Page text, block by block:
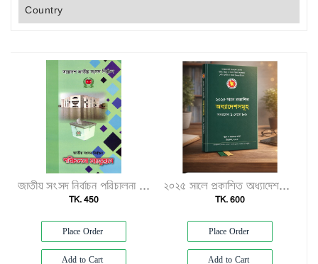
Country
জাতীয় সংসদ নির্বাচন পরিচালনা ম্যানুয়েল"
TK. 450
Place Order
Add to Cart
২০২৫ সালে প্রকাশিত অধ্যাদেশসমূহ (অধ্যাদেশ ১–৮০)"
TK. 600
Place Order
Add to Cart